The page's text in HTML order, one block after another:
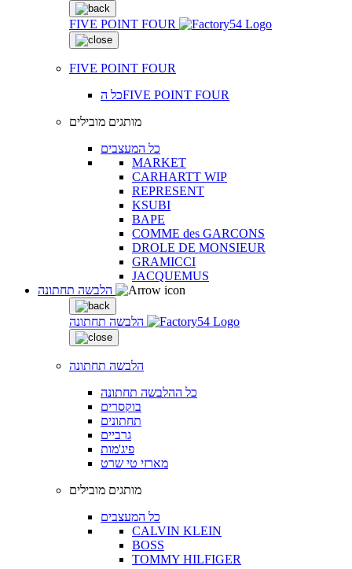
FIVE POINT FOUR
FIVE POINT FOUR
כל הFIVE POINT FOUR
מותגים מובילים
כל המעצבים
MARKET
CARHARTT WIP
REPRESENT
KSUBI
BAPE
COMME des GARCONS
DROLE DE MONSIEUR
GRAMICCI
JACQUEMUS
הלבשה תחתונה
הלבשה תחתונה
כל ההלבשה תחתונה
בוקסרים
תחתונים
גרביים
פיג'מות
מארזי טי שרט
מותגים מובילים
כל המעצבים
CALVIN KLEIN
BOSS
TOMMY HILFIGER